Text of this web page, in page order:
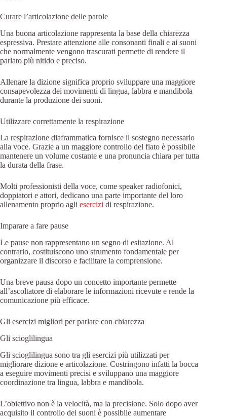
Curare l’articolazione delle parole
Una buona articolazione rappresenta la base della chiarezza
espressiva. Prestare attenzione alle consonanti finali e ai suoni
che normalmente vengono trascurati permette di rendere il
parlato più nitido e preciso.
Allenare la dizione significa proprio sviluppare una maggiore
consapevolezza dei movimenti di lingua, labbra e mandibola
durante la produzione dei suoni.
Utilizzare correttamente la respirazione
La respirazione diaframmatica fornisce il sostegno necessario
alla voce. Grazie a un maggiore controllo del fiato è possibile
mantenere un volume costante e una pronuncia chiara per tutta
la durata della frase.
Molti professionisti della voce, come speaker radiofonici,
doppiatori e attori, dedicano una parte importante del loro
allenamento proprio agli esercizi di respirazione.
Imparare a fare pause
Le pause non rappresentano un segno di esitazione. Al
contrario, costituiscono uno strumento fondamentale per
organizzare il discorso e facilitare la comprensione.
Una breve pausa dopo un concetto importante permette
all’ascoltatore di elaborare le informazioni ricevute e rende la
comunicazione più efficace.
Gli esercizi migliori per parlare con chiarezza
Gli scioglilingua
Gli scioglilingua sono tra gli esercizi più utilizzati per
migliorare dizione e articolazione. Costringono infatti la bocca
a eseguire movimenti precisi e sviluppano una maggiore
coordinazione tra lingua, labbra e mandibola.
L’obiettivo non è la velocità, ma la precisione. Solo dopo aver
acquisito il controllo dei suoni è possibile aumentare